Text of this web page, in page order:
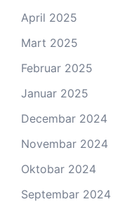
April 2025
Mart 2025
Februar 2025
Januar 2025
Decembar 2024
Novembar 2024
Oktobar 2024
Septembar 2024